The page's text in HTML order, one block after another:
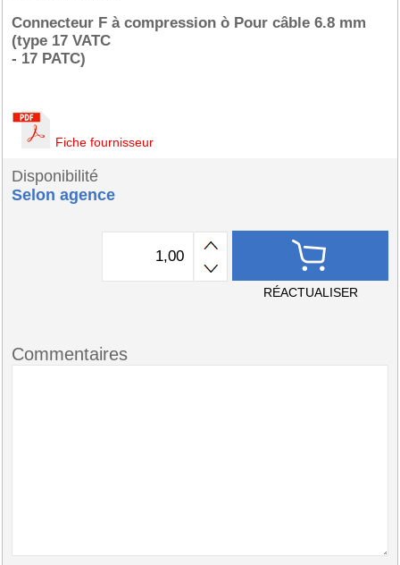
Connecteur F à compression ò Pour câble 6.8 mm
(type 17 VATC
- 17 PATC)
Fiche fournisseur
Disponibilité
Selon agence
RÉACTUALISER
Commentaires